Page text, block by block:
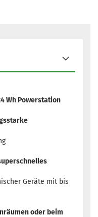
Wh Powerstation
Geräte mit bis
oder beim